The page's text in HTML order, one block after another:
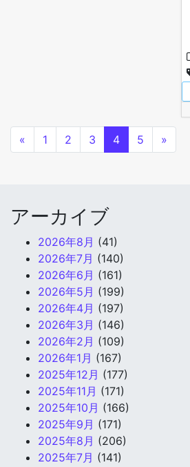
« 1 2 3 4 5 »
アーカイブ
2026年8月 (41)
2026年7月 (140)
2026年6月 (161)
2026年5月 (199)
2026年4月 (197)
2026年3月 (146)
2026年2月 (109)
2026年1月 (167)
2025年12月 (177)
2025年11月 (171)
2025年10月 (166)
2025年9月 (171)
2025年8月 (206)
2025年7月 (141)